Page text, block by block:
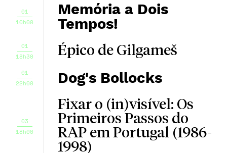
01
10h00
Memória a Dois
Tempos!
01
18h30
Épico de Gilgameš
01
22h00
Dog's Bollocks
03
18h00
Fixar o (in)visível: Os
Primeiros Passos do
RAP em Portugal (1986-
1998)